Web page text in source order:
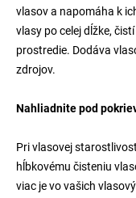
vlasov a napomáha k
vlasy po celej dĺžke,
prostredie. Dodáva
zdrojov.
Nahliadnite pod
Pri vlasovej
hĺbkovému čisteniu
viac je vo vašich